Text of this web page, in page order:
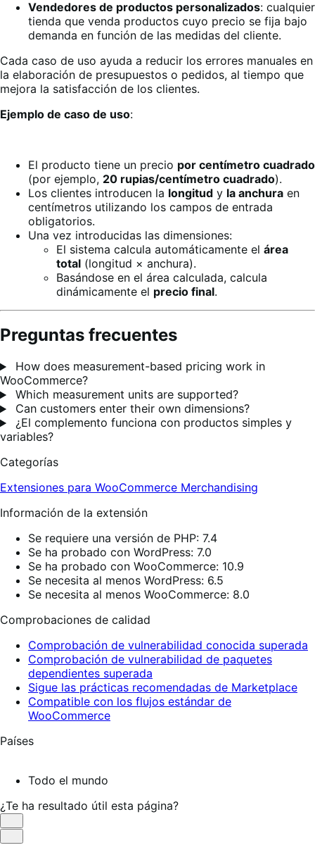
Vendedores de productos personalizados: cualquier
tienda que venda productos cuyo precio se fija bajo
demanda en función de las medidas del cliente.
Cada caso de uso ayuda a reducir los errores manuales en
la elaboración de presupuestos o pedidos, al tiempo que
mejora la satisfacción de los clientes.
Ejemplo de caso de uso:
El producto tiene un precio por centímetro cuadrado
(por ejemplo, 20 rupias/centímetro cuadrado).
Los clientes introducen la longitud y la anchura en
centímetros utilizando los campos de entrada
obligatorios.
Una vez introducidas las dimensiones:
El sistema calcula automáticamente el área
total (longitud × anchura).
Basándose en el área calculada, calcula
dinámicamente el precio final.
Preguntas frecuentes
How does measurement-based pricing work in
WooCommerce?
Which measurement units are supported?
Can customers enter their own dimensions?
¿El complemento funciona con productos simples y
variables?
Categorías
Extensiones para WooCommerce Merchandising
Información de la extensión
Se requiere una versión de PHP: 7.4
Se ha probado con WordPress: 7.0
Se ha probado con WooCommerce: 10.9
Se necesita al menos WordPress: 6.5
Se necesita al menos WooCommerce: 8.0
Comprobaciones de calidad
Comprobación de vulnerabilidad conocida superada
Comprobación de vulnerabilidad de paquetes
dependientes superada
Sigue las prácticas recomendadas de Marketplace
Compatible con los flujos estándar de
WooCommerce
Países
Todo el mundo
¿Te ha resultado útil esta página?
Es
útil
No